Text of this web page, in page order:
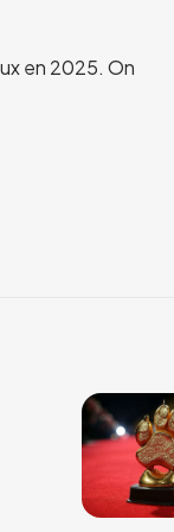
en 2025. On